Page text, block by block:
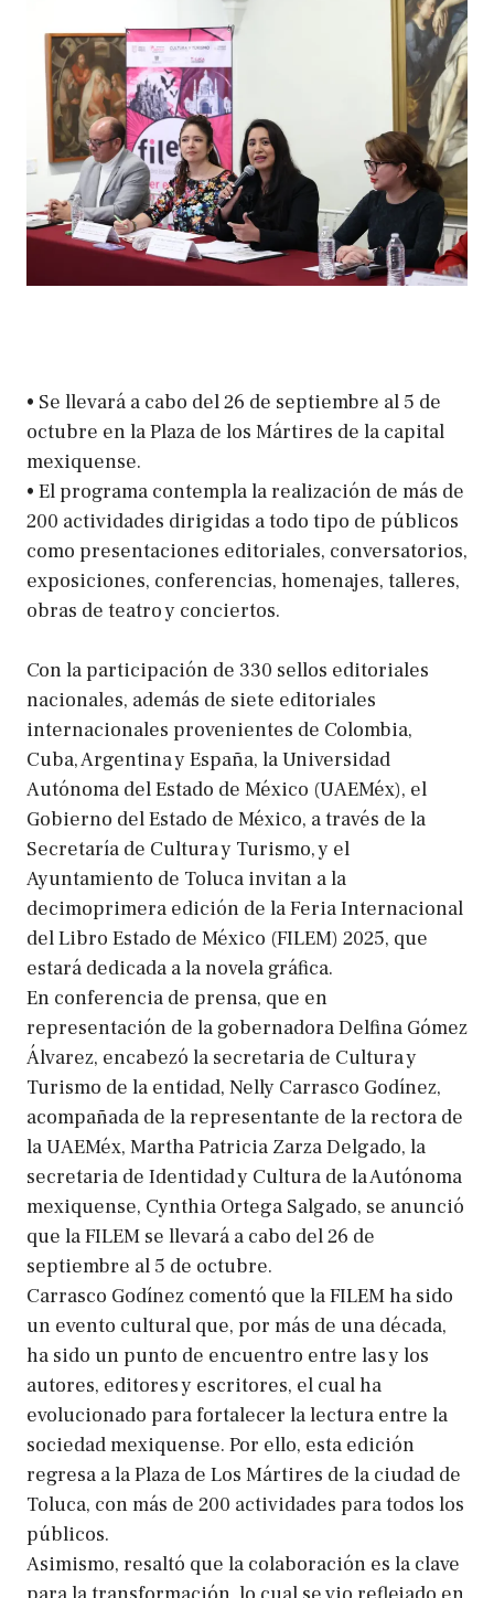
• Se llevará a cabo del 26 de septiembre al 5 de
octubre en la Plaza de los Mártires de la capital
mexiquense.
• El programa contempla la realización de más de
200 actividades dirigidas a todo tipo de públicos
como presentaciones editoriales, conversatorios,
exposiciones, conferencias, homenajes, talleres,
obras de teatro y conciertos.
Con la participación de 330 sellos editoriales
nacionales, además de siete editoriales
internacionales provenientes de Colombia,
Cuba, Argentina y España, la Universidad
Autónoma del Estado de México (UAEMéx), el
Gobierno del Estado de México, a través de la
Secretaría de Cultura y Turismo, y el
Ayuntamiento de Toluca invitan a la
decimoprimera edición de la Feria Internacional
del Libro Estado de México (FILEM) 2025, que
estará dedicada a la novela gráfica.
En conferencia de prensa, que en
representación de la gobernadora Delfina Gómez
Álvarez, encabezó la secretaria de Cultura y
Turismo de la entidad, Nelly Carrasco Godínez,
acompañada de la representante de la rectora de
la UAEMéx, Martha Patricia Zarza Delgado, la
secretaria de Identidad y Cultura de la Autónoma
mexiquense, Cynthia Ortega Salgado, se anunció
que la FILEM se llevará a cabo del 26 de
septiembre al 5 de octubre.
Carrasco Godínez comentó que la FILEM ha sido
un evento cultural que, por más de una década,
ha sido un punto de encuentro entre las y los
autores, editores y escritores, el cual ha
evolucionado para fortalecer la lectura entre la
sociedad mexiquense. Por ello, esta edición
regresa a la Plaza de Los Mártires de la ciudad de
Toluca, con más de 200 actividades para todos los
públicos.
Asimismo, resaltó que la colaboración es la clave